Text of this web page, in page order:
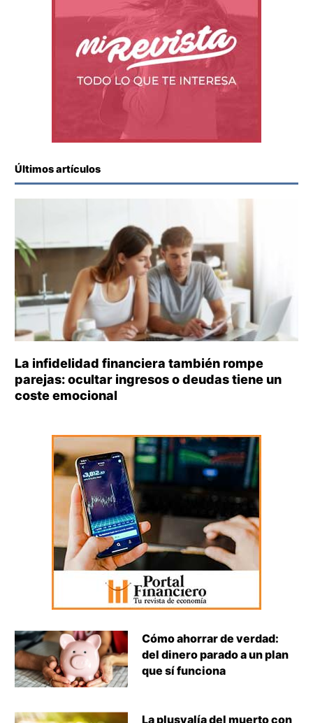
Últimos artículos
La infidelidad financiera también rompe
parejas: ocultar ingresos o deudas tiene un
coste emocional
Cómo ahorrar de verdad:
del dinero parado a un plan
que sí funciona
La plusvalía del muerto con